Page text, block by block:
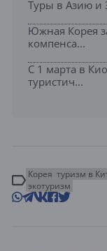
Туры в Азию и
Южная Корея
компенса...
С 1 марта в
туристич...
Корея туризм в
экотуризм